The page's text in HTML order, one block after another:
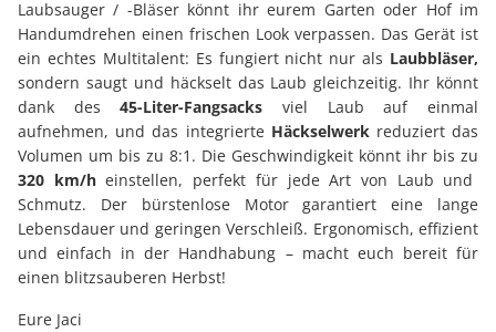
Laubsauger / -Bläser könnt ihr eurem Garten oder Hof im
Handumdrehen einen frischen Look verpassen. Das Gerät ist
ein echtes Multitalent: Es fungiert nicht nur als Laubbläser,
sondern saugt und häckselt das Laub gleichzeitig. Ihr könnt
dank des45-Liter-Fangsacks viel Laub auf einmal
aufnehmen, und das integrierte Häckselwerkreduziert das
Volumen um bis zu 8:1. Die Geschwindigkeit könnt ihr bis zu
320 km/heinstellen, perfekt für jede Art von Laub und
Schmutz. Der bürstenlose Motor garantiert eine lange
Lebensdauer und geringen Verschleiß. Ergonomisch, effizient
und einfach in der Handhabung – macht euch bereit für
einen blitzsauberen Herbst!
Eure Jaci